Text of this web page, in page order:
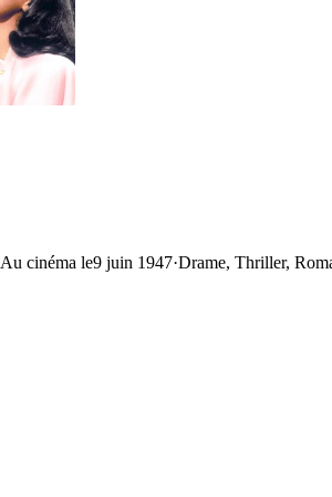
Au cinéma le9 juin 1947·Drame, Thriller,